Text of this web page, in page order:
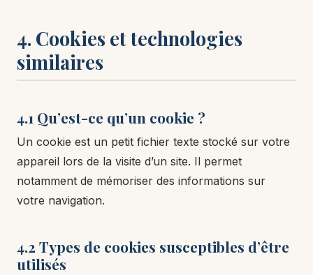
4. Cookies et technologies
similaires
4.1 Qu’est-ce qu’un cookie ?
Un cookie est un petit fichier texte stocké sur votre
appareil lors de la visite d’un site. Il permet
notamment de mémoriser des informations sur
votre navigation.
4.2 Types de cookies susceptibles d’être
utilisés